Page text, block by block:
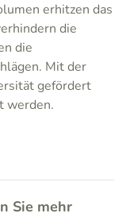
erhitzen das
die
die
Mit der
gefördert
werden.
Sie mehr